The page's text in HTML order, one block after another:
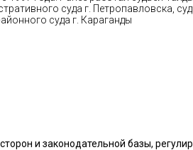
суда г. Петропавловска,
суда г. Караганды
и законодательной базы,